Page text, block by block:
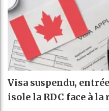
Visa suspendu,
isole la RDC face à la